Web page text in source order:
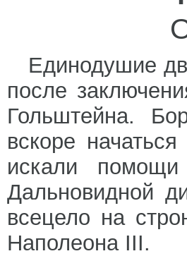
Единодушие
после
Гольштейна.
вскоре
искали
Дальновидной
всецело на
Наполеона III.